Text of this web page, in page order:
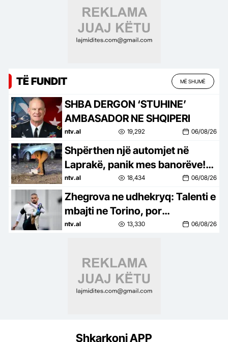
TË FUNDIT MË SHUMË
SHBA DERGON ‘STUHINE’
AMBASADOR NE SHQIPERI
ntv.al 19,292 06/08/26
Shpërthen një automjet në
Laprakë, panik mes banorëve!
Dyshohet se zjarri u shkaktua
nga…
ntv.al 18,434 06/08/26
Zhegrova ne udhekryq: Talenti e
mbajti ne Torino, por
vazhdimesia do vendose fatin e
ntv.al 13,330 06/08/26
Shkarkoni APP